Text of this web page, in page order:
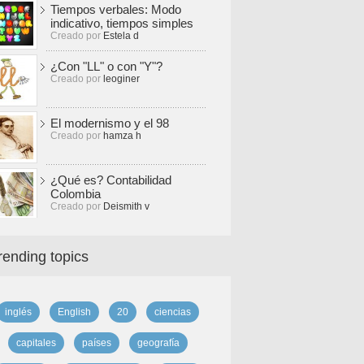
Tiempos verbales: Modo
indicativo, tiempos simples
Creado por Estela d
¿Con "LL" o con "Y"?
Creado por leoginer
El modernismo y el 98
Creado por hamza h
¿Qué es? Contabilidad
Colombia
Creado por Deismith v
topics
inglés English 20 ciencias
capitales países geografía